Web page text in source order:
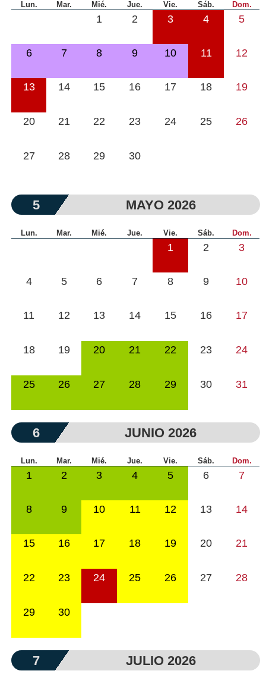
Lun. Mar. Mié. Jue. Vie. Sáb. Dom.
1 2 3 4 5
6 7 8 9 10 11 12
13 14 15 16 17 18 19
20 21 22 23 24 25 26
27 28 29 30
5 MAYO 2026
Lun. Mar. Mié. Jue. Vie. Sáb. Dom.
1 2 3
4 5 6 7 8 9 10
11 12 13 14 15 16 17
18 19 20 21 22 23 24
25 26 27 28 29 30 31
6 JUNIO 2026
Lun. Mar. Mié. Jue. Vie. Sáb. Dom.
1 2 3 4 5 6 7
8 9 10 11 12 13 14
15 16 17 18 19 20 21
22 23 24 25 26 27 28
29 30
7 JULIO 2026